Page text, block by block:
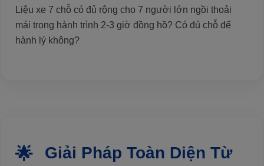
Liệu xe 7 chỗ có đủ rộng cho 7 người lớn ngồi thoải
mái trong hành trình 2-3 giờ đồng hồ? Có đủ chỗ để
hành lý không?
Giải Pháp Toàn Diện Từ